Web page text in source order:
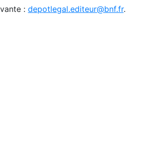
: depotlegal.editeur@bnf.fr.